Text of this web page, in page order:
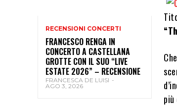
RECENSIONI CONCERTI
FRANCESCO RENGA IN
CONCERTO A CASTELLANA
GROTTE CON IL SUO “LIVE
ESTATE 2026” – RECENSIONE
FRANCESCA DE LUISI -
AGO 3, 2026